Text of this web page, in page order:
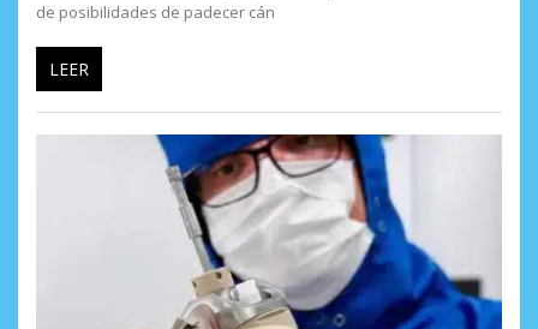
de posibilidades de padecer cán
LEER